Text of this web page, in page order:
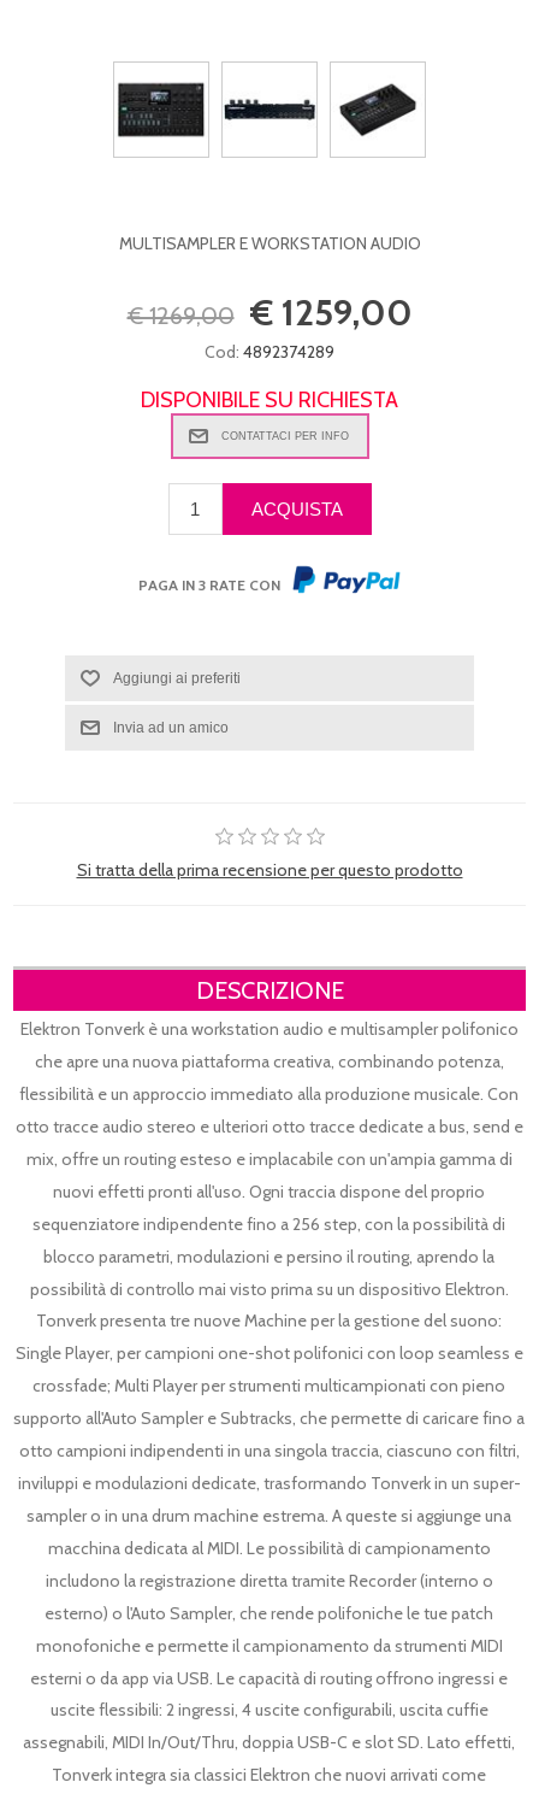
MULTISAMPLER E WORKSTATION AUDIO
€ 1269,00 € 1259,00
Cod: 4892374289
DISPONIBILE SU RICHIESTA
PAGA IN 3 RATE CON
Si tratta della prima recensione per questo prodotto
DESCRIZIONE
Elektron Tonverk è una workstation audio e multisampler polifonico
che apre una nuova piattaforma creativa, combinando potenza,
flessibilità e un approccio immediato alla produzione musicale. Con
otto tracce audio stereo e ulteriori otto tracce dedicate a bus, send e
mix, offre un routing esteso e implacabile con un'ampia gamma di
nuovi effetti pronti all'uso. Ogni traccia dispone del proprio
sequenziatore indipendente fino a 256 step, con la possibilità di
blocco parametri, modulazioni e persino il routing, aprendo la
possibilità di controllo mai visto prima su un dispositivo Elektron.
Tonverk presenta tre nuove Machine per la gestione del suono:
Single Player, per campioni one-shot polifonici con loop seamless e
crossfade; Multi Player per strumenti multicampionati con pieno
supporto all'Auto Sampler e Subtracks, che permette di caricare fino a
otto campioni indipendenti in una singola traccia, ciascuno con filtri,
inviluppi e modulazioni dedicate, trasformando Tonverk in un super-
sampler o in una drum machine estrema. A queste si aggiunge una
macchina dedicata al MIDI. Le possibilità di campionamento
includono la registrazione diretta tramite Recorder (interno o
esterno) o l'Auto Sampler, che rende polifoniche le tue patch
monofoniche e permette il campionamento da strumenti MIDI
esterni o da app via USB. Le capacità di routing offrono ingressi e
uscite flessibili: 2 ingressi, 4 uscite configurabili, uscita cuffie
assegnabili, MIDI In/Out/Thru, doppia USB-C e slot SD. Lato effetti,
Tonverk integra sia classici Elektron che nuovi arrivati ​​​​come